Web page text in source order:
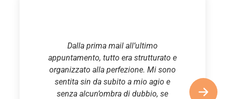
Dalla prima mail all’ultimo
appuntamento, tutto era strutturato e
organizzato alla perfezione. Mi sono
sentita sin da subito a mio agio e
senza alcun’ombra di dubbio, se